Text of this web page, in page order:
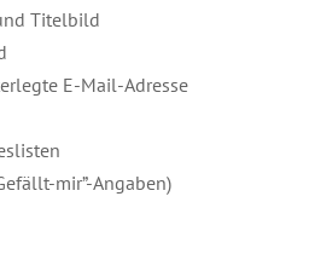
Titelbild
E-Mail-Adresse
mir”-Angaben)